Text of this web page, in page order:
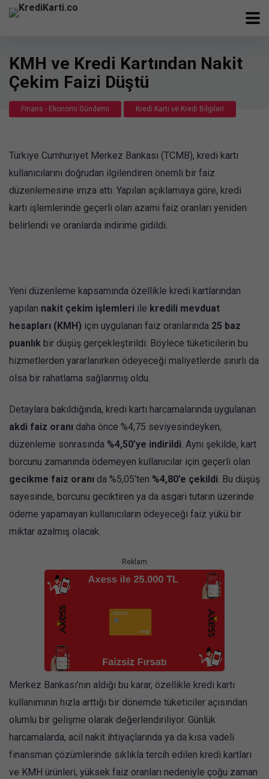
KMH ve Kredi Kartından Nakit
Çekim Faizi Düştü
Finans - Ekonomi Gündemi Kredi Kartı ve Kredi Bilgileri
Türkiye Cumhuriyet Merkez Bankası (TCMB), kredi kartı
kullanıcılarını doğrudan ilgilendiren önemli bir faiz
düzenlemesine imza attı. Yapılan açıklamaya göre, kredi
kartı işlemlerinde geçerli olan azami faiz oranları yeniden
belirlendi ve oranlarda indirime gidildi.
Yeni düzenleme kapsamında özellikle kredi kartlarından
yapılan nakit çekim işlemleri ile kredili mevduat
hesapları (KMH) için uygulanan faiz oranlarında 25 baz
puanlık bir düşüş gerçekleştirildi. Böylece tüketicilerin bu
hizmetlerden yararlanırken ödeyeceği maliyetlerde sınırlı da
olsa bir rahatlama sağlanmış oldu.
Detaylara bakıldığında, kredi kartı harcamalarında uygulanan
akdi faiz oranı daha önce %4,75 seviyesindeyken,
düzenleme sonrasında %4,50’ye indirildi . Aynı şekilde, kart
borcunu zamanında ödemeyen kullanıcılar için geçerli olan
gecikme faiz oranı da %5,05’ten %4,80’e çekildi . Bu düşüş
sayesinde, borcunu geciktiren ya da asgari tutarın üzerinde
ödeme yapamayan kullanıcıların ödeyeceği faiz yükü bir
miktar azalmış olacak.
Reklam
Merkez Bankası’nın aldığı bu karar, özellikle kredi kartı
kullanımının hızla arttığı bir dönemde tüketiciler açısından
olumlu bir gelişme olarak değerlendiriliyor. Günlük
harcamalarda, acil nakit ihtiyaçlarında ya da kısa vadeli
finansman çözümlerinde sıklıkla tercih edilen kredi kartları
ve KMH ürünleri, yüksek faiz oranları nedeniyle çoğu zaman